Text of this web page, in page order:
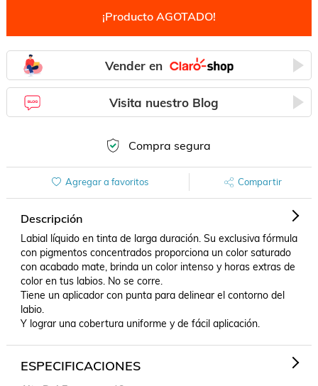
¡Producto AGOTADO!
Vender en
Visita nuestro Blog
Compra segura
Agregar a favoritos Compartir
Descripción
Labial líquido en tinta de larga duración. Su exclusiva fórmula
con pigmentos concentrados proporciona un color saturado
con acabado mate, brinda un color intenso y horas extras de
color en tus labios. No se corre.
Tiene un aplicador con punta para delinear el contorno del
labio.
Y lograr una cobertura uniforme y de fácil aplicación.
ESPECIFICACIONES